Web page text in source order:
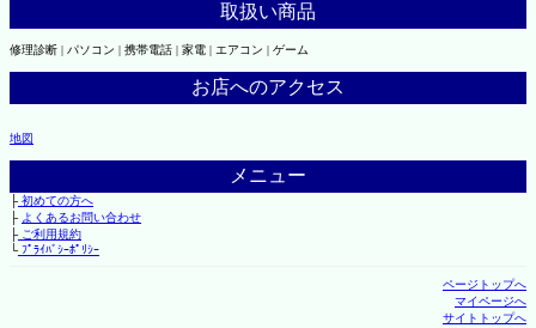
取扱い商品
修理診断 | パソコン | 携帯電話 | 家電 | エアコン | ゲーム
お店へのアクセス
地図
メニュー
├初めての方へ
├ よくあるお問い合わせ
├ご利用規約
└ﾌﾟﾗｲﾊﾞｼｰﾎﾟﾘｼｰ
ページトップへ
マイページへ
サイトトップへ